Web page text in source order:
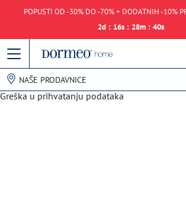
POPUSTI OD -30% DO -70% + DODATNIH -10%
2d : 16s : 28m : 40s
NAŠE PRODAVNICE
Greška u prihvatanju podataka